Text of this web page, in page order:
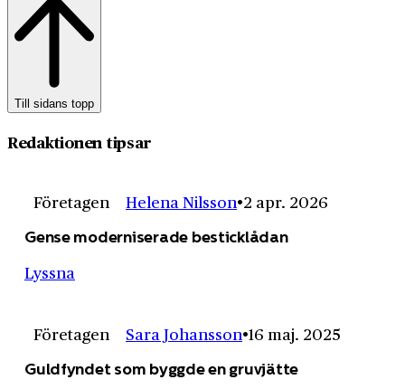
Till sidans topp
Redaktionen tipsar
Företagen Helena Nilsson 2 apr. 2026
Gense moderniserade besticklådan
Lyssna
Företagen Sara Johansson 16 maj. 2025
Guldfyndet som byggde en gruvjätte